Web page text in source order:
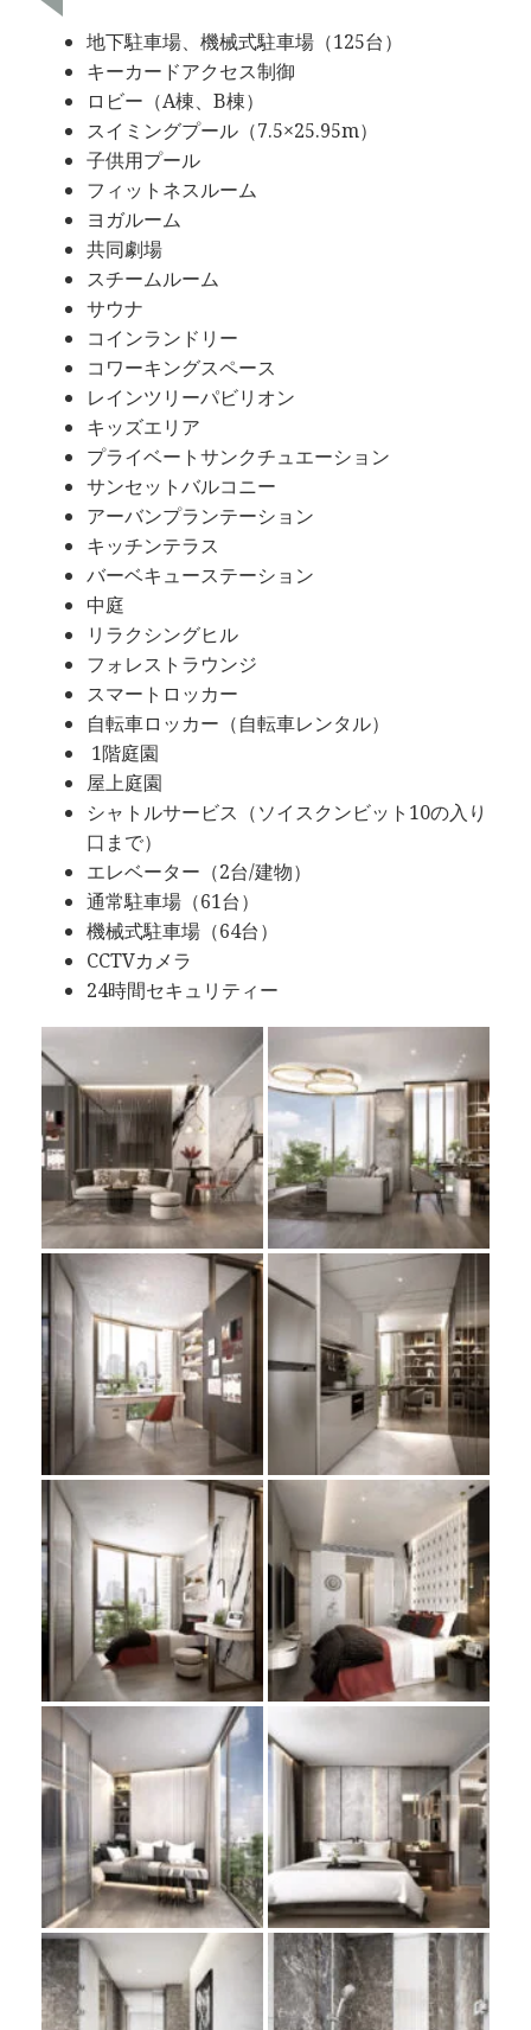
地下駐車場、機械式駐車場（125台）
キーカードアクセス制御
ロビー（A棟、B棟）
スイミングプール（7.5×25.95m）
子供用プール
フィットネスルーム
ヨガルーム
共同劇場
スチームルーム
サウナ
コインランドリー
コワーキングスペース
レインツリーパビリオン
キッズエリア
プライベートサンクチュエーション
サンセットバルコニー
アーバンプランテーション
キッチンテラス
バーベキューステーション
中庭
リラクシングヒル
フォレストラウンジ
スマートロッカー
自転車ロッカー（自転車レンタル）
1階庭園
屋上庭園
シャトルサービス（ソイスクンビット10の入り
口まで）
エレベーター（2台/建物）
通常駐車場（61台）
機械式駐車場（64台）
CCTVカメラ
24時間セキュリティー